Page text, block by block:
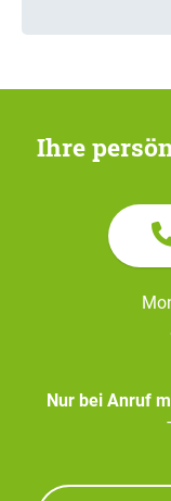
Ihre
Nur bei Anruf